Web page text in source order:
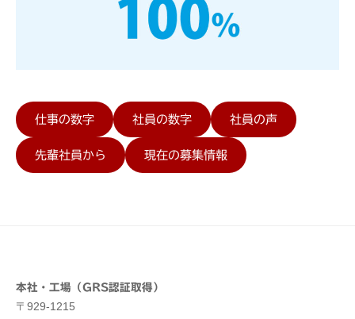
仕事の数字 社員の数字 社員の声
先輩社員から 現在の募集情報
本社・工場（GRS認証取得）
〒929-1215